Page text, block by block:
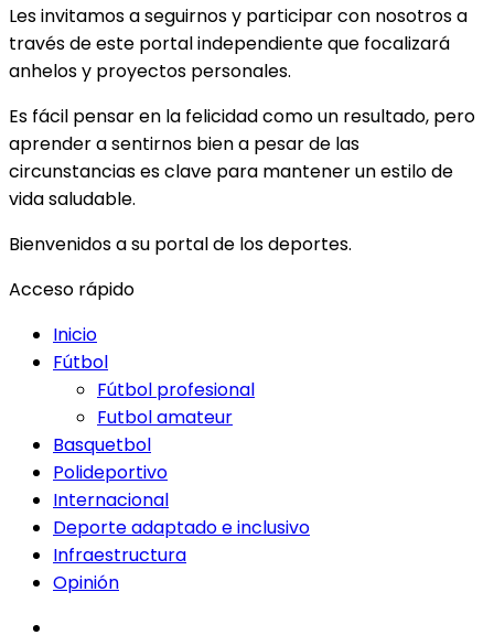
Les invitamos a seguirnos y participar con nosotros a
través de este portal independiente que focalizará
anhelos y proyectos personales.
Es fácil pensar en la felicidad como un resultado, pero
aprender a sentirnos bien a pesar de las
circunstancias es clave para mantener un estilo de
vida saludable.
Bienvenidos a su portal de los deportes.
Acceso rápido
Inicio
Fútbol
Fútbol profesional
Futbol amateur
Basquetbol
Polideportivo
Internacional
Deporte adaptado e inclusivo
Infraestructura
Opinión